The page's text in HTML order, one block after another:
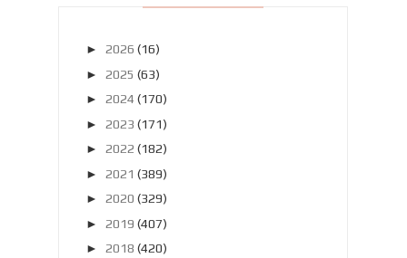
► 2026 (16)
► 2025 (63)
► 2024 (170)
► 2023 (171)
► 2022 (182)
► 2021 (389)
► 2020 (329)
► 2019 (407)
► 2018 (420)